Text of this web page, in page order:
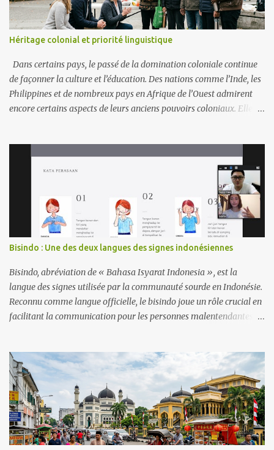
Héritage colonial et priorité linguistique
Dans certains pays, le passé de la domination coloniale continue
de façonner la culture et l’éducation. Des nations comme l’Inde, les
Philippines et de nombreux pays en Afrique de l’Ouest admirent
encore certains aspects de leurs anciens pouvoirs coloniaux. Elles
En Afrique francophone, le français reste la langue du
gouvernement et des écoles, considéré comme un signe de statut.
Aux Philippines, l’anglais est dominant dans les affaires et les
universités, souvent plus important que les langues locales. Au
Cameroun, les débats portent sur la question de savoir si le
français et l’anglais doivent dominer ou si les langues autochtones
doivent avoir plus de place. Avantages La maîtrise des langues
coloniales facilite le commerce, la diplomatie et les études à
l’étranger. Les parler peut ouvri...
Bisindo : Une des deux langues des signes indonésiennes
Bisindo, abréviation de « Bahasa Isyarat Indonesia », est la
langue des signes utilisée par la communauté sourde en Indonésie.
Reconnu comme langue officielle, le bisindo joue un rôle crucial en
facilitant la communication pour les personnes malentendantes à
caractéristique lui permet de s'adapter et d'évoluer, ce qui la rend
pertinente pour diverses communautés tout en maintenant une
identité linguistique cohérente. D'autre part, SIBI, ou « Sistem
Isyarat Bahasa Indonesia », est un système de langue des signes
indonésienne qui a été développé pour normaliser la
communication au sein de la communauté sourde en Indonésie. Il